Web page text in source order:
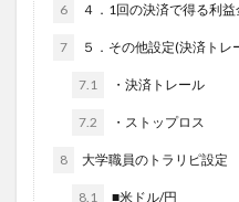
6 ４．1回の決済で得る利
7 ５．その他設定(決済トレ
7.1 ・決済トレール
7.2 ・ストップロス
8 大学職員のトラリピ設定
8.1 ■米ドル/円